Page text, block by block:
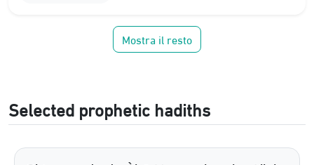
Mostra il resto
Selected prophetic hadiths